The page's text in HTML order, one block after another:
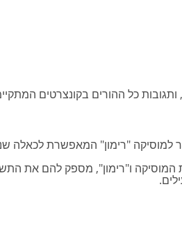
ותגובות כל ההורים בקונצרטים
למוסיקה "רימון" המאפשרת לכאלה
המוסיקה ו"רימון", מספק להם את